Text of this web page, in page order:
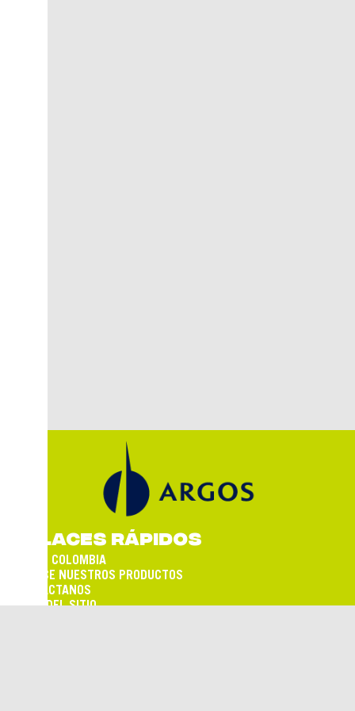
ENLACES RÁPIDOS
ARGOS COLOMBIA
CONOCE NUESTROS PRODUCTOS
CONTÁCTANOS
MAPA DEL SITIO